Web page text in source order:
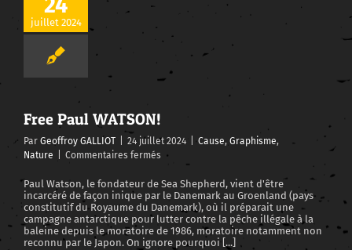
juillet 2024
Free Paul WATSON!
Par Geoffroy GALLIOT 24 juillet 2024 Cause, Graphisme,
Nature
Commentaires fermés sur
Paul
WATSON!
Paul Watson, le fondateur de Sea Shepherd, vient d'être
incarcéré de façon inique par le Danemark au Groenland (pays
constitutif du Royaume du Danemark), où il préparait une
campagne antarctique pour lutter contre la pêche illégale à la
baleine depuis le moratoire de 1986, moratoire notamment non
reconnu par le Japon. On ignore pourquoi [...]